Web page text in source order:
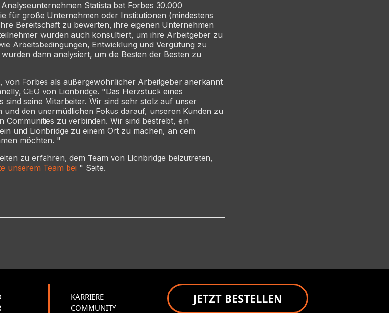
Statista bat Forbes 30.000
für große Unternehmen oder Institutionen (mindestens
Bereitschaft zu bewerten, ihre eigenen Unternehmen
wurden auch konsultiert, um ihre Arbeitgeber zu
Arbeitsbedingungen, Entwicklung und Vergütung zu
dann analysiert, um die Besten der Besten zu
von Forbes als außergewöhnlicher Arbeitgeber anerkannt
CEO von Lionbridge. "Das Herzstück eines
sind seine Mitarbeiter. Wir sind sehr stolz auf unser
und den unermüdlichen Fokus darauf, unseren Kunden zu
Communities zu verbinden. Wir sind bestrebt, ein
und Lionbridge zu einem Ort zu machen, an dem
möchten. "
zu erfahren, dem Team von Lionbridge beizutreten,
unserem Team bei " Seite.
KARRIERE
COMMUNITY
JETZT BESTELLEN